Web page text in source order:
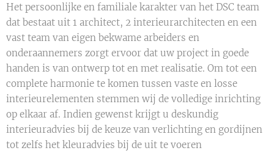
Het persoonlijke en familiale karakter van het DSC team
dat bestaat uit 1 architect, 2 interieurarchitecten en een
vast team van eigen bekwame arbeiders en
onderaannemers zorgt ervoor dat uw project in goede
handen is van ontwerp tot en met realisatie. Om tot een
complete harmonie te komen tussen vaste en losse
interieurelementen stemmen wij de volledige inrichting
op elkaar af. Indien gewenst krijgt u deskundig
interieuradvies bij de keuze van verlichting en gordijnen
tot zelfs het kleuradvies bij de uit te voeren